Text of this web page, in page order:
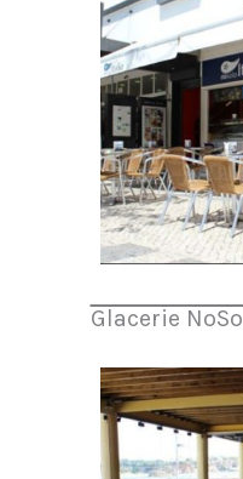
Glacerie